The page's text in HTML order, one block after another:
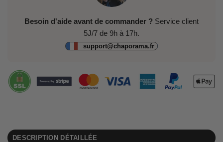
Besoin d'aide avant de commander ? Service client
5J/7 de 9h à 17h.
support@chaporama.fr
DESCRIPTION DÉTAILLÉE